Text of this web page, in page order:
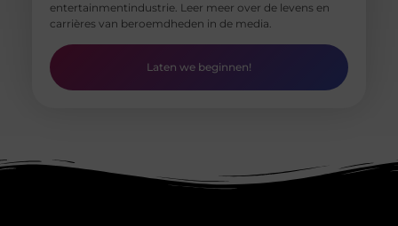
entertainmentindustrie. Leer meer over de levens en
carrières van beroemdheden in de media.
Laten we beginnen!